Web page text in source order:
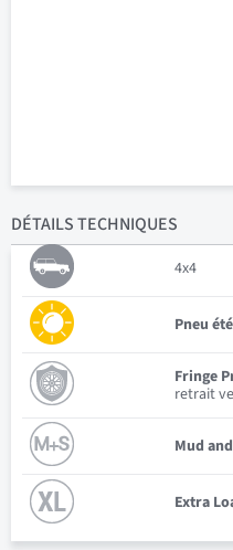
DÉTAILSTECHNIQUES
4x4
Pneu
Fringe
retrait
Mud
Extra